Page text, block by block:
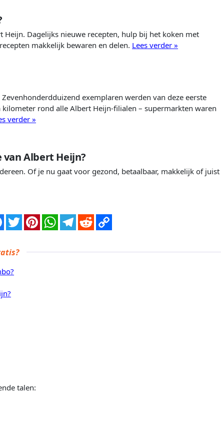
Heijn. Dagelijks nieuwe recepten, hulp bij het koken met
makkelijk bewaren en delen. Lees verder »
exemplaren werden van deze eerste
rond alle Albert Heijn-filialen – supermarkten waren
verder »
Albert Heijn?
Of je nu gaat voor gezond, betaalbaar, makkelijk of juist
talen: